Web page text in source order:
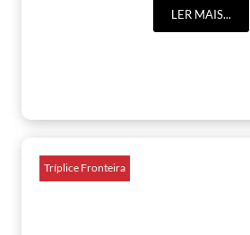
LER MAIS...
Tríplice Fronteira